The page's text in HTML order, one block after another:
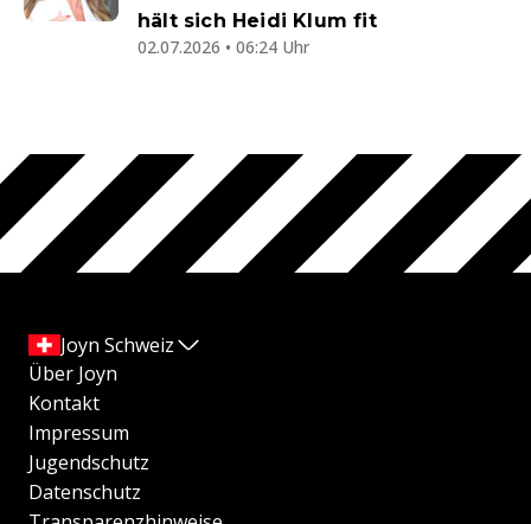
hält sich Heidi Klum fit
02.07.2026 • 06:24 Uhr
Joyn Schweiz
Über Joyn
Kontakt
Impressum
Jugendschutz
Datenschutz